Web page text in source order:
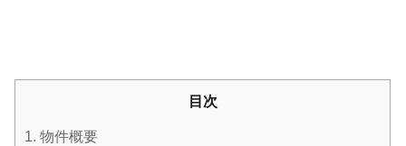
目次
1. 物件概要